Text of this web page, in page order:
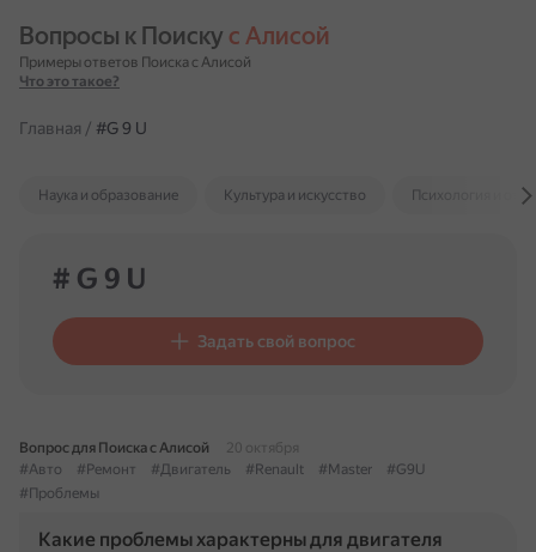
Вопросы к Поиску с Алисой
Примеры ответов Поиска с Алисой
Что это такое?
Главная / #G 9 U
Наука и образование Культура и искусство Психология и
# G 9 U
Задать свой вопрос
Вопрос для Поиска с Алисой
20 октября
#Авто
#Ремонт #Двигатель #Renault #Master
#G9U
#Проблемы
Какие проблемы характерны для двигателя